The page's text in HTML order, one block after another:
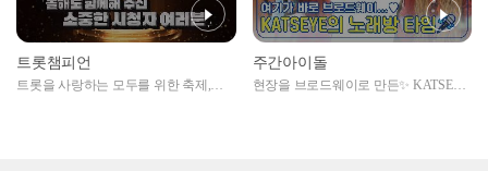
트롯챔피언
트롯을 사랑하는 모두를 위한 축제,
주간아이돌
현장을 브로드웨이로 만든✨ KATSEYE